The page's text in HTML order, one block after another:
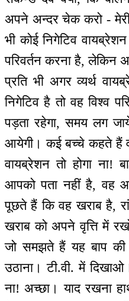
अपने अन्दर चेक करो - मेरी
भी कोई निगेटिव
परिवर्तन करना है,
प्रति भी अगर व्यर्थ
निगेटिव है तो वह विश्व
पड़ता रहेगा, समय लग
आयेगी। कई बच्चे कहते हैं
वायब्रेशन तो होगा ना!
आपको पता नहीं है, वह
पूछते हैं कि वह खराब है,
खराब को अपने वृत्ति में
जो समझते हैं यह बाप
उठाना। टी.वी. में
ना! अच्छा। याद रखना